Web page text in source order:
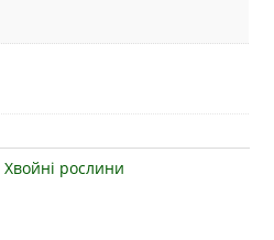
Хвойні рослини